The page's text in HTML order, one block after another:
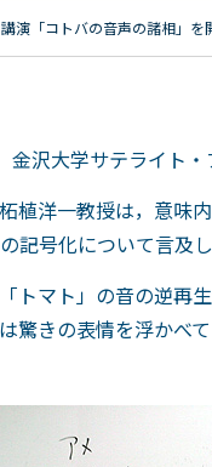
演「コトバの音声の諸相」を
金沢大学サテライト
植洋一教授は，意味
記号化について言及
トマト」の音の逆再
驚きの表情を浮かべて